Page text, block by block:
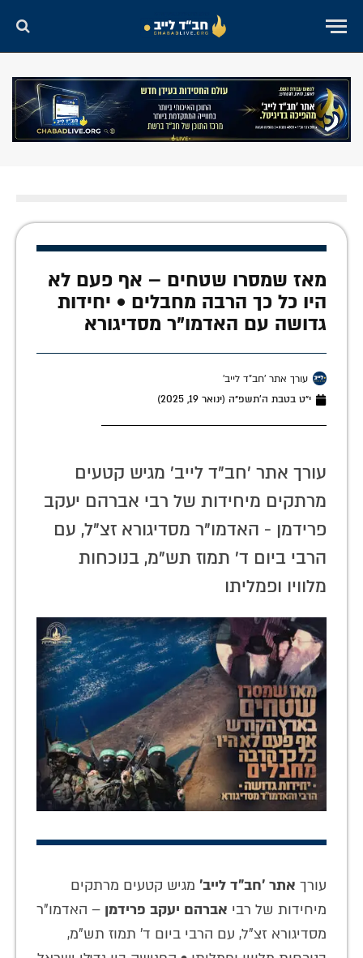
מאז שמסרו שטחים – אף פעם לא
היו כל כך הרבה מחבלים • יחידות
גדושה עם האדמו"ר מסדיגורא
עורך אתר 'חב"ד לייב'
י״ט בטבת ה׳תשפ״ה (ינואר 19, 2025)
עורך אתר 'חב"ד לייב' מגיש קטעים
מרתקים מיחידות של רבי אברהם יעקב
פרידמן - האדמו"ר מסדיגורא זצ"ל, עם
הרבי ביום ד' תמוז תש"מ, בנוכחות
מלוויו ופמליתו
עורך אתר 'חב"ד לייב' מגיש קטעים מרתקים
מיחידות של רבי אברהם יעקב פרידמן – האדמו"ר
מסדיגורא זצ"ל, עם הרבי ביום ד' תמוז תש"מ,